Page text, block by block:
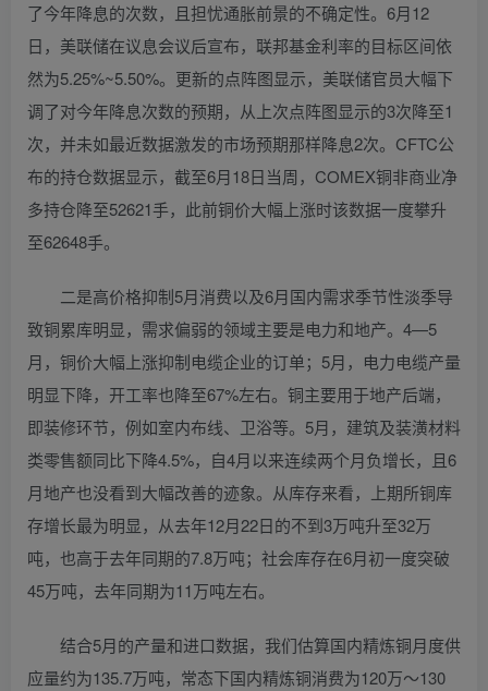
了今年降息的次数，且担忧通胀前景的不确定性。6月12
日，美联储在议息会议后宣布，联邦基金利率的目标区间依
然为5.25%~5.50%。更新的点阵图显示，美联储官员大幅下
调了对今年降息次数的预期，从上次点阵图显示的3次降至1
次，并未如最近数据激发的市场预期那样降息2次。CFTC公
布的持仓数据显示，截至6月18日当周，COMEX铜非商业净
多持仓降至52621手，此前铜价大幅上涨时该数据一度攀升
至62648手。
二是高价格抑制5月消费以及6月国内需求季节性淡季导
致铜累库明显，需求偏弱的领域主要是电力和地产。4—5
月，铜价大幅上涨抑制电缆企业的订单；5月，电力电缆产量
明显下降，开工率也降至67%左右。铜主要用于地产后端，
即装修环节，例如室内布线、卫浴等。5月，建筑及装潢材料
类零售额同比下降4.5%，自4月以来连续两个月负增长，且6
月地产也没看到大幅改善的迹象。从库存来看，上期所铜库
存增长最为明显，从去年12月22日的不到3万吨升至32万
吨，也高于去年同期的7.8万吨；社会库存在6月初一度突破
45万吨，去年同期为11万吨左右。
结合5月的产量和进口数据，我们估算国内精炼铜月度供
应量约为135.7万吨，常态下国内精炼铜消费为120万～130